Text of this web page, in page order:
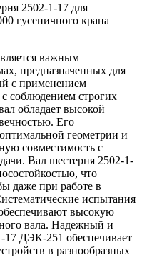
2502-1-17 для
гусеничного крана
важным
предназначенных для
с применением
соблюдением строгих
обладает высокой
Его
геометрии и
совместимость с
Вал шестерня 2502-1-
что
даже при работе в
испытания
высокую
вала. Надежный и
17 ДЭК-251 обеспечивает
в разнообразных